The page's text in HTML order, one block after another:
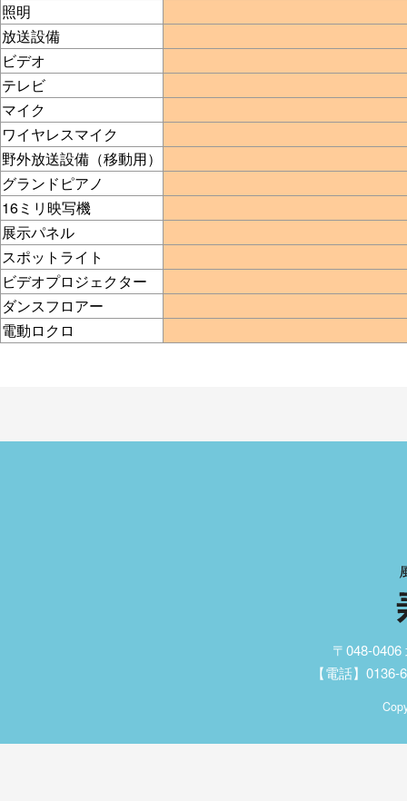
照明
放送設備
ビデオ
テレビ
マイク
ワイヤレスマイク
野外放送設備（移動用）
グランドピアノ
16ミリ映写機
展示パネル
スポットライト
ビデオプロジェクター
ダンスフロアー
電動ロクロ
〒048-
【電話】